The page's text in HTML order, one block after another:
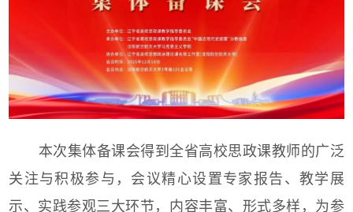
本次集体备课会得到全省高校思政课教师的广泛
关注与积极参与，会议精心设置专家报告、教学展
示、实践参观三大环节，内容丰富、形式多样，为参